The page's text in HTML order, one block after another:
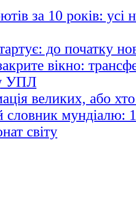
за 10 років:
до початку
вікно:
УПЛ
великих, або
мундіалю:
світу